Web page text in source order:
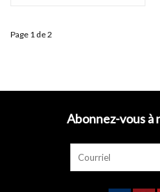
Page 1 de 2
Abonnez-vous